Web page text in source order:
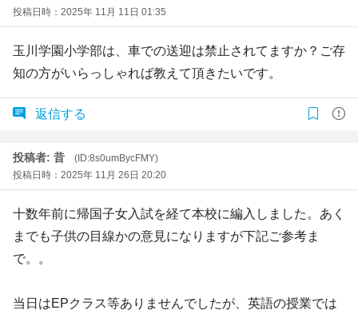
投稿日時：2025年 11月 11日 01:35
玉川学園小学部は、車での送迎は禁止されてますか？ご存
知の方がいらっしゃれば教えて頂きたいです。
返信する
投稿者: 昔
(ID:8s0umBycFMY)
投稿日時：2025年 11月 26日 20:20
十数年前に帰国子女入試を経て本校に編入しました。あく
までも子供の目線かの意見になりますが下記ご参考ま
で。。
当日はEPクラス等ありませんでしたが、英語の授業では